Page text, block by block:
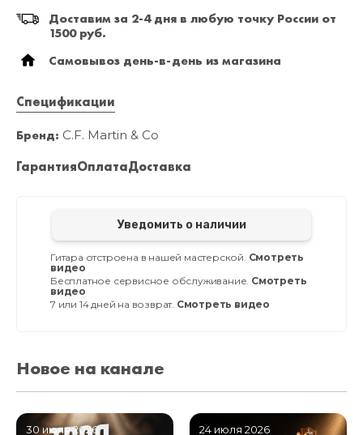
Доставим за 2-4 дня в любую точку России от
1500 руб.
Самовывоз день-в-день из магазина
Спецификации
Бренд: C.F. Martin & Co
ГарантияОплатаДоставка
Уведомить о наличии
Гитара отстроена в нашей мастерской. Смотреть
видео
Бесплатное сервисное обслуживание. Смотреть
видео
7 или 14 дней на возврат. Смотреть видео
Новое на канале
30 июля 2026 24 июля 2026